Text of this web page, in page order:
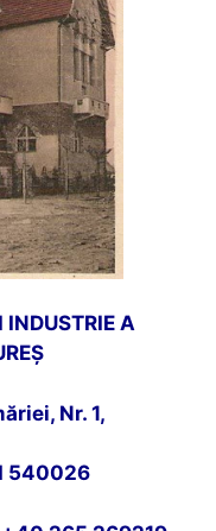
INDUSTRIE A
Nr. 1,
540026